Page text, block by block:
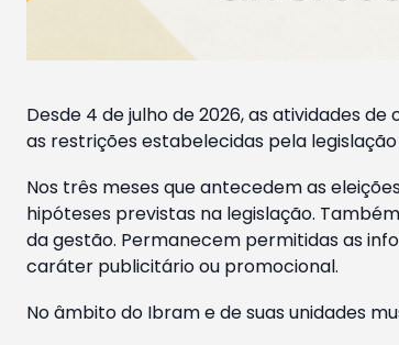
Desde 4 de julho de 2026, as atividades
as restrições estabelecidas pela
Nos três meses que antecedem as
hipóteses previstas na legislação.
da gestão. Permanecem permitidas as
caráter publicitário ou promocional.
No âmbito do Ibram e de suas unidades